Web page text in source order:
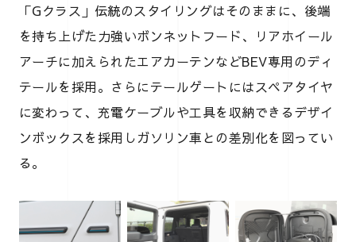
「Gクラス」伝統のスタイリングはそのままに、後端
を持ち上げた力強いボンネットフード、リアホイール
アーチに加えられたエアカーテンなどBEV専用のディ
テールを採用。さらにテールゲートにはスペアタイヤ
に変わって、充電ケーブルや工具を収納できるデザイ
ンボックスを採用しガソリン車との差別化を図ってい
る。